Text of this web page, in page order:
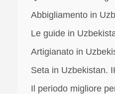
Abbigliamento in
Le guide in
Artigianato in
Seta in Uzbekistan.
Il periodo migliore